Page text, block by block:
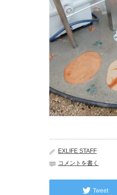
EXLIFE STAFF
コメントを書く
Tweet